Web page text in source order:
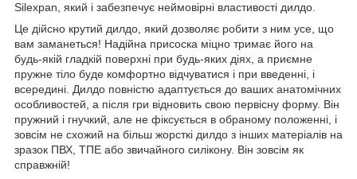
Silexpan, який і забезпечує неймовірні властивості дилдо.
Це дійсно крутий дилдо, який дозволяє робити з ним усе, що
вам заманеться! Надійна присоска міцно тримає його на
будь-якій гладкій поверхні при будь-яких діях, а приємне
пружне тіло буде комфортно відчуватися і при введенні, і
всередині. Дилдо повністю адаптується до ваших анатомічних
особливостей, а після гри відновить свою первісну форму. Він
пружний і гнучкий, але не фіксується в обраному положенні, і
зовсім не схожий на більш жорсткі дилдо з інших матеріалів на
зразок ПВХ, ТПЕ або звичайного силікону. Він зовсім як
справжній!